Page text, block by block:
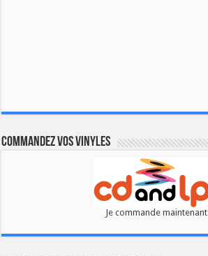
Commandez vos vinyles
Je commande maintenant